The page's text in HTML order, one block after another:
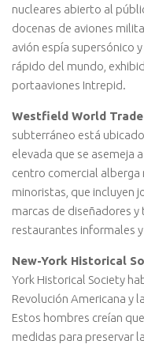
nucleares abierto al
docenas de aviones
avión espía supersónico
rápido del mundo,
portaaviones Intrepid.
Westfield World
subterráneo está
elevada que se asemeja
centro comercial
minoristas, que incluyen
marcas de diseñadores
restaurantes informales
New-York Historical
York Historical Society
Revolución Americana y
Estos hombres creían
medidas para preservar